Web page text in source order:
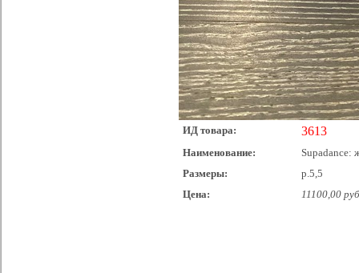
ИД товара: 3613
Наименование:
Supadance:
Размеры:
р.5,5
Цена:
11100,00